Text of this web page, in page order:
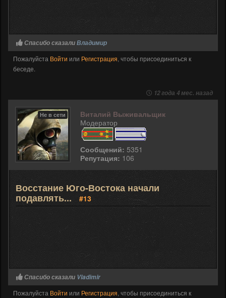
Спасибо сказалиВладимир
Пожалуйста Войти или Регистрация, чтобы присоединиться к
беседе.
12 года 4 мес. назад
Не в сети
Виталий Выживальщик
Модератор
Сообщений: 5351
Репутация: 106
Восстание Юго-Востока начали
подавлять... #13
Спасибо сказали Vladimir
Пожалуйста Войти или Регистрация, чтобы присоединиться к